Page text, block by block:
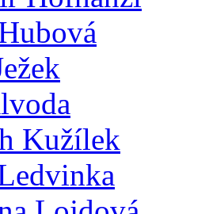
Kužílek